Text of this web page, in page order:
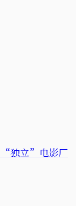
“独立”电影厂